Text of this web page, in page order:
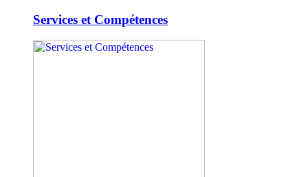
Services et Compétences